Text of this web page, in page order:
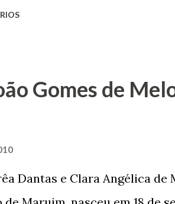
então passou a colocar o
na renda familiar. No
e depois de uma
Gomes de
Dantas e Clara Angélica de